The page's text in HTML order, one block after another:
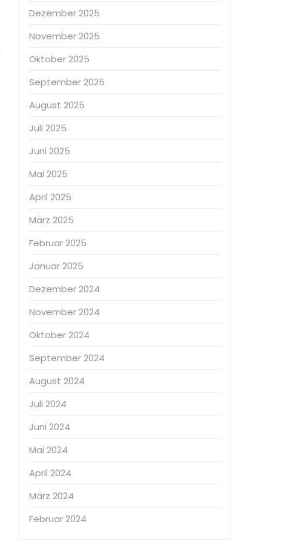
Dezember 2025
November 2025
Oktober 2025
September 2025
August 2025
Juli 2025
Juni 2025
Mai 2025
April 2025
März 2025
Februar 2025
Januar 2025
Dezember 2024
November 2024
Oktober 2024
September 2024
August 2024
Juli 2024
Juni 2024
Mai 2024
April 2024
März 2024
Februar 2024